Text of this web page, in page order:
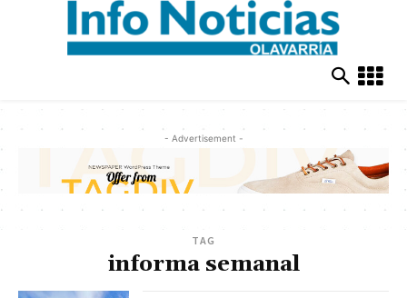
- Advertisement -
TAG
informa semanal